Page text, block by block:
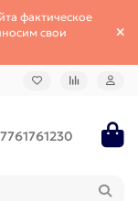
фактическое
свои